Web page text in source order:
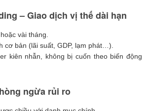
– Giao dịch vị thế dài hạn
vài tháng.
cơ bản (lãi suất, GDP, lạm phát…).
kiên nhẫn, không bị cuốn theo biến động
ngừa rủi ro